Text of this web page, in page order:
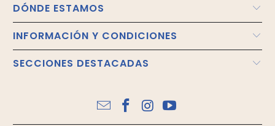
DÓNDE ESTAMOS
INFORMACIÓN Y CONDICIONES
SECCIONES DESTACADAS